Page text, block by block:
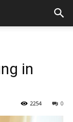
in
0
2254